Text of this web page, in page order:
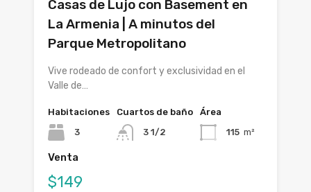
Casas de Lujo con Basement en
La Armenia | A minutos del
Parque Metropolitano
Vive rodeado de confort y exclusividad en el
Valle de…
Habitaciones
3
Cuartos de baño
3 1/2
Área
115 m²
Venta
$149